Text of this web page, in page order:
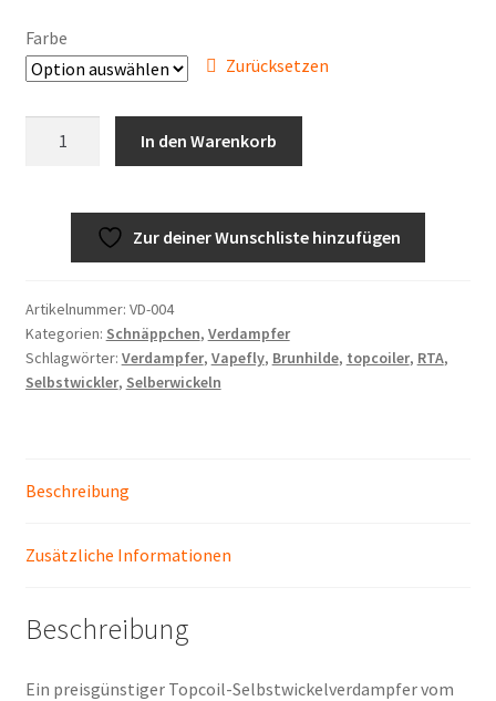
Farbe
Zurücksetzen
Menge
In den Warenkorb
Zur deiner Wunschliste hinzufügen
Artikelnummer: VD-004
Kategorien: Schnäppchen, Verdampfer
Schlagwörter: Verdampfer, Vapefly, Brunhilde, topcoiler, RTA,
Selbstwickler, Selberwickeln
Beschreibung
Zusätzliche Informationen
Beschreibung
Ein preisgünstiger Topcoil-Selbstwickelverdampfer vom